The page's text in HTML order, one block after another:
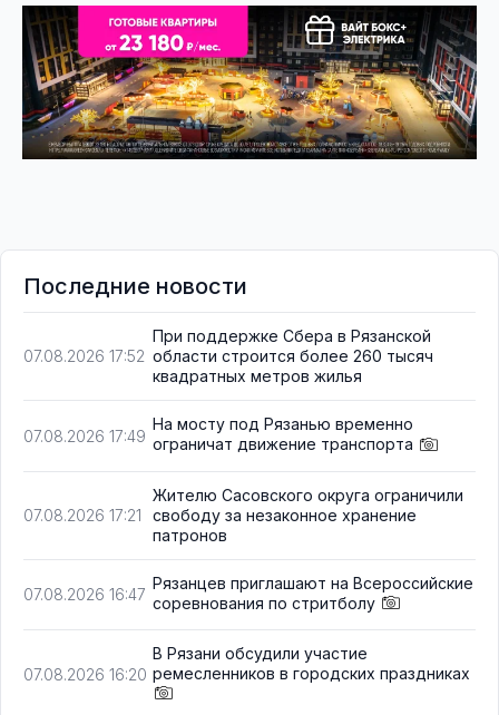
Последние новости
07.08.2026 17:52
При поддержке Сбера в Рязанской
области строится более 260 тысяч
квадратных метров жилья
07.08.2026 17:49
На мосту под Рязанью временно
ограничат движение транспорта
07.08.2026 17:21
Жителю Сасовского округа ограничили
свободу за незаконное хранение
патронов
07.08.2026 16:47
Рязанцев приглашают на Всероссийские
соревнования по стритболу
07.08.2026 16:20
В Рязани обсудили участие
ремесленников в городских праздниках